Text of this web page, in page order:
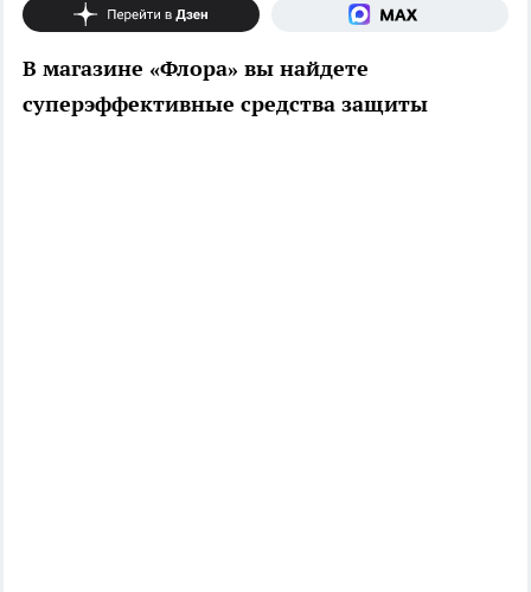
В магазине «Флора» вы найдете
суперэффективные средства защиты